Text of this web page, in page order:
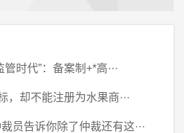
时代”：备案制+*高···
，却不能注册为水果商···
员告诉你除了仲裁还有这···